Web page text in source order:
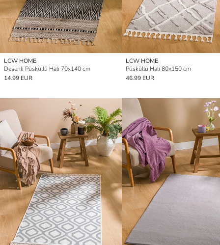
LCW HOME
Desenli Püsküllü Halı 70x140 cm
14.99 EUR
LCW HOME
Püsküllü Halı 80x150 cm
46.99 EUR